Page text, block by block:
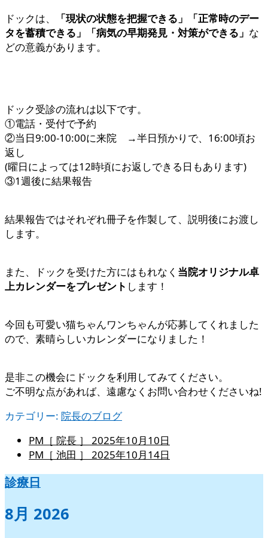
ドックは、
「現状の状態を把握できる」「正常時のデー
タを蓄積できる」「病気の早期発見・対策ができる」 な
どの意義があります。
ドック受診の流れは以下です。
①電話・受付で予約
②当日9:00-10:00に来院 →半日預かりで、16:00頃お
返し
(曜日によっては12時頃にお返しできる日もあります)
③1週後に結果報告
結果報告ではそれぞれ冊子を作製して、説明後にお渡し
します。
また、ドックを受けた方にはもれなく 当院オリジナル卓
上カレンダーをプレゼント します！
今回も可愛い猫ちゃんワンちゃんが応募してくれました
ので、素晴らしいカレンダーになりました！
是非この機会にドックを利用してみてください。
ご不明な点があれば、遠慮なくお問い合わせくださいね!
カテゴリー: 院長のブログ
PM［ 院長 ］ 2025年10月10日
PM［ 池田 ］ 2025年10月14日
診療日
8月 2026